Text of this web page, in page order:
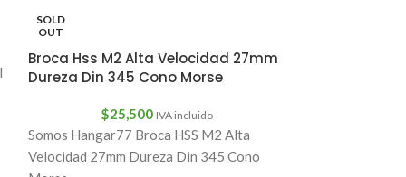
SOLD
OUT
Broca Hss M2 Alta Velocidad 27mm
Dureza Din 345 Cono Morse
$25,500 IVA incluido
Somos Hangar77 Broca HSS M2 Alta
Velocidad 27mm Dureza Din 345 Cono